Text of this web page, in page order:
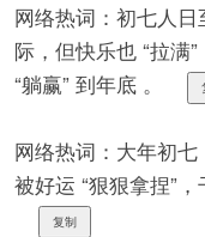
网络热词：初七人日
际，但快乐也 “拉满
“躺赢” 到年底 。
网络热词：大年初七
被好运 “狠狠拿捏”
复制